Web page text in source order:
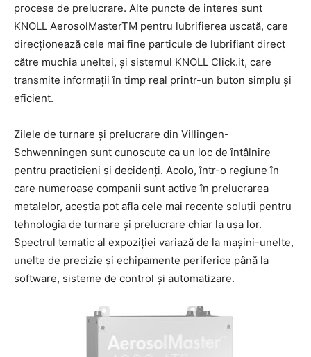
procese de prelucrare. Alte puncte de interes sunt
KNOLL AerosolMasterTM pentru lubrifierea uscată, care
direcționează cele mai fine particule de lubrifiant direct
către muchia uneltei, și sistemul KNOLL Click.it, care
transmite informații în timp real printr-un buton simplu și
eficient.
Zilele de turnare și prelucrare din Villingen-
Schwenningen sunt cunoscute ca un loc de întâlnire
pentru practicieni și decidenți. Acolo, într-o regiune în
care numeroase companii sunt active în prelucrarea
metalelor, aceștia pot afla cele mai recente soluții pentru
tehnologia de turnare și prelucrare chiar la ușa lor.
Spectrul tematic al expoziției variază de la mașini-unelte,
unelte de precizie și echipamente periferice până la
software, sisteme de control și automatizare.